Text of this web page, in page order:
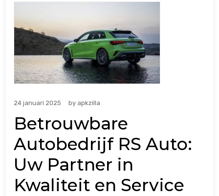
24 januari 2025 by apkzilla
Betrouwbare
Autobedrijf RS Auto:
Uw Partner in
Kwaliteit en Service